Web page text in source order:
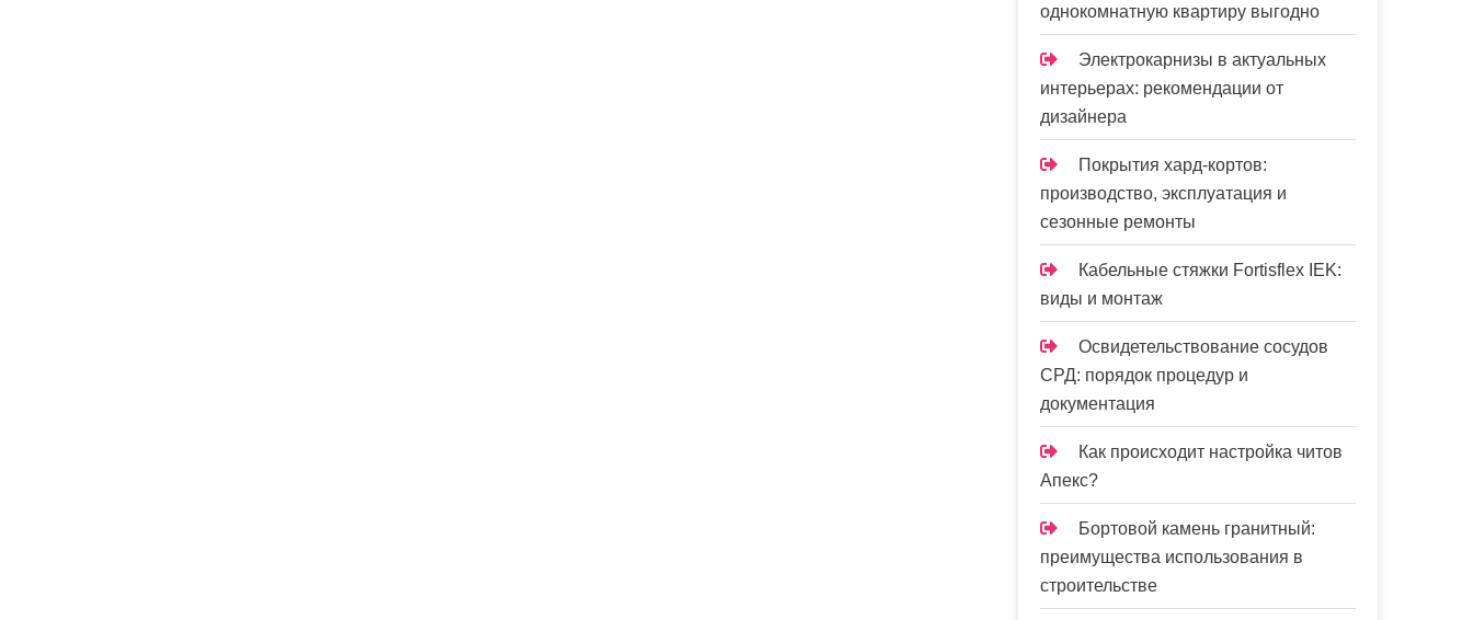
однокомнатную квартиру выгодно
Электрокарнизы в актуальных
интерьерах: рекомендации от
дизайнера
Покрытия хард-кортов:
производство, эксплуатация и
сезонные ремонты
Кабельные стяжки Fortisflex IEK:
виды и монтаж
Освидетельствование сосудов
СРД: порядок процедур и
документация
Как происходит настройка читов
Апекс?
Бортовой камень гранитный:
преимущества использования в
строительстве